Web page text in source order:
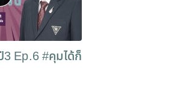
Ep.6 #คุมได้ก็